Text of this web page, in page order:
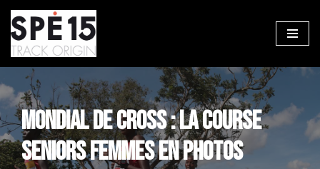
Aller
au
contenu
MONDIAL DE CROSS : LA COURSE
SENIORS FEMMES EN PHOTOS